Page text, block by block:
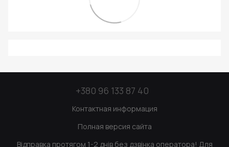
+380 96 133 87 40
Контактная информация
Полная версия сайта
Відправка протягом 1-2 днів без дзвінка оператора! Для